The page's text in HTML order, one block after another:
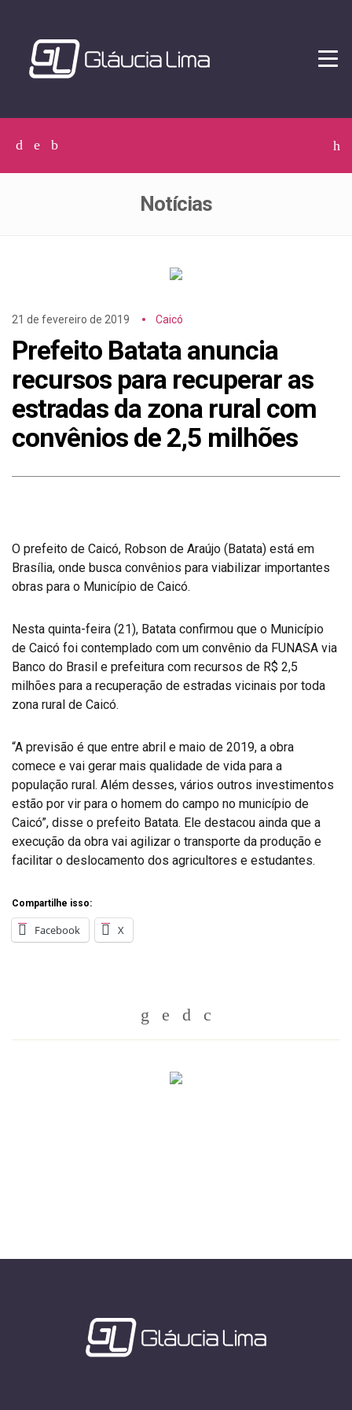
Facebook
TwitterInstagram
Notícias
21 de fevereiro de 2019 Caicó
Prefeito Batata anuncia
recursos para recuperar as
estradas da zona rural com
convênios de 2,5 milhões
O prefeito de Caicó, Robson de Araújo (Batata) está em
Brasília, onde busca convênios para viabilizar importantes
obras para o Município de Caicó.
Nesta quinta-feira (21), Batata confirmou que o Município
de Caicó foi contemplado com um convênio da FUNASA via
Banco do Brasil e prefeitura com recursos de R$ 2,5
milhões para a recuperação de estradas vicinais por toda
zona rural de Caicó.
“A previsão é que entre abril e maio de 2019, a obra
comece e vai gerar mais qualidade de vida para a
população rural. Além desses, vários outros investimentos
estão por vir para o homem do campo no município de
Caicó”, disse o prefeito Batata. Ele destacou ainda que a
execução da obra vai agilizar o transporte da produção e
facilitar o deslocamento dos agricultores e estudantes.
Compartilhe isso:
Facebook X
Whatsapp
TwitterFacebook